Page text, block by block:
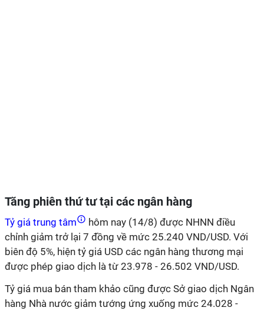
Tăng phiên thứ tư tại các ngân hàng
Tỷ giá trung tâm
hôm nay (14/8) được NHNN điều
chỉnh giảm trở lại 7 đồng về mức 25.240 VND/USD. Với
biên độ 5%, hiện tỷ giá USD các ngân hàng thương mại
được phép giao dịch là từ 23.978 - 26.502 VND/USD.
Tỷ giá mua bán tham khảo cũng được Sở giao dịch Ngân
hàng Nhà nước giảm tướng ứng xuống mức 24.028 -